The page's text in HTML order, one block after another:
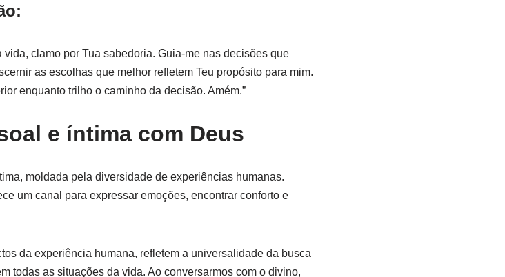
clamo por Tua sabedoria. Guia-me nas decisões que
as escolhas que melhor refletem Teu propósito para mim.
enquanto trilho o caminho da decisão. Amém.”
e íntima com Deus
moldada pela diversidade de experiências humanas.
um canal para expressar emoções, encontrar conforto e
da experiência humana, refletem a universalidade da busca
todas as situações da vida. Ao conversarmos com o divino,